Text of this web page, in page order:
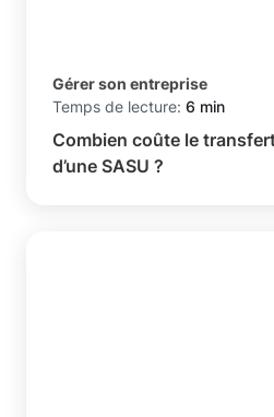
Gérer son entreprise
Temps de lecture: 6 min
Combien coûte le
d’une SASU ?